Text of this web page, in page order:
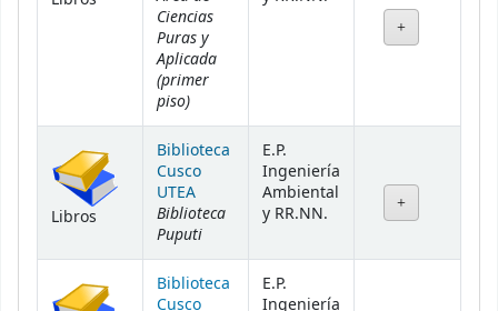
Ciencias
Puras y
Aplicada
(primer
piso)
Libros
Biblioteca
Cusco
UTEA
Biblioteca
Puputi
E.P.
Ingeniería
Ambiental
y RR.NN.
Biblioteca
Cusco
E.P.
Ingeniería